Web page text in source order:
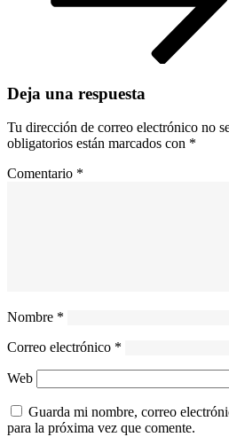
Deja una respuesta
Tu dirección de correo electrónico no
obligatorios están marcados con *
Comentario *
Nombre *
Correo electrónico *
Web
Guarda mi nombre, correo
para la próxima vez que comente.